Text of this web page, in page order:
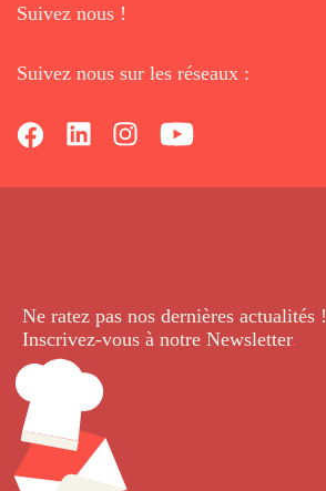
Suivez nous !
Suivez nous sur les réseaux :
Ne ratez pas nos dernières actualités !
Inscrivez-vous à notre Newsletter.